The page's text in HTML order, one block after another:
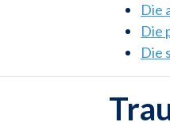
Die
Die
Die